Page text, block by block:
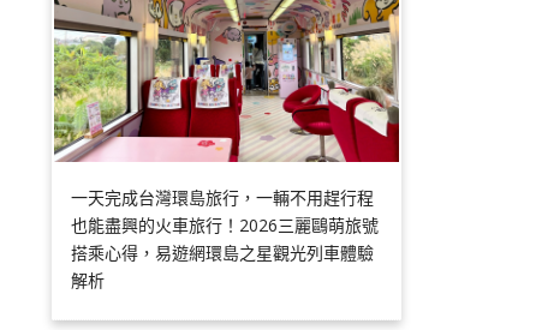
一天完成台灣環島旅行，一輛不用趕行程
也能盡興的火車旅行！2026三麗鷗萌旅號
搭乘心得，易遊網環島之星觀光列車體驗
解析